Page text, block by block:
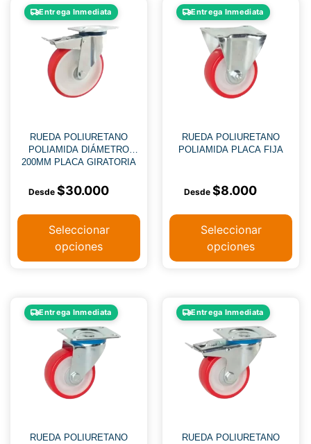
Entrega Inmediata
RUEDA POLIURETANO
POLIAMIDA DIÁMETRO
200MM PLACA GIRATORIA
$30.000
Seleccionar
opciones
Entrega Inmediata
RUEDA POLIURETANO
POLIAMIDA PLACA FIJA
$8.000
Seleccionar
opciones
Entrega Inmediata
RUEDA POLIURETANO
Entrega Inmediata
RUEDA POLIURETANO